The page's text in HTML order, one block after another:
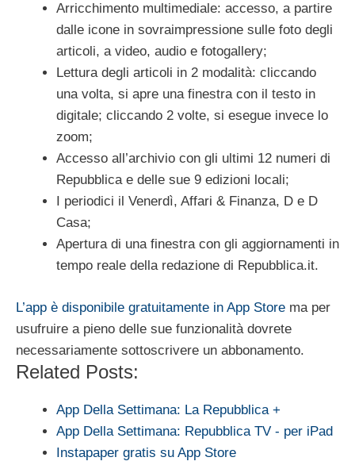
Arricchimento multimediale: accesso, a partire
dalle icone in sovraimpressione sulle foto degli
articoli, a video, audio e fotogallery;
Lettura degli articoli in 2 modalità: cliccando
una volta, si apre una finestra con il testo in
digitale; cliccando 2 volte, si esegue invece lo
zoom;
Accesso all’archivio con gli ultimi 12 numeri di
Repubblica e delle sue 9 edizioni locali;
I periodici il Venerdì, Affari & Finanza, D e D
Casa;
Apertura di una finestra con gli aggiornamenti in
tempo reale della redazione di Repubblica.it.
L’app è disponibile gratuitamente in App Store ma per
usufruire a pieno delle sue funzionalità dovrete
necessariamente sottoscrivere un abbonamento.
Related Posts:
App Della Settimana: La Repubblica +
App Della Settimana: Repubblica TV - per iPad
Instapaper gratis su App Store